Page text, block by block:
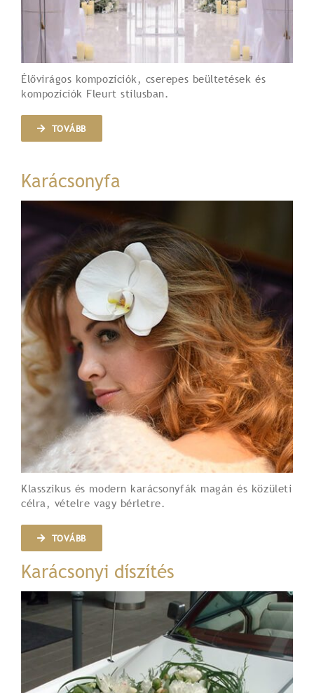
Élővirágos kompozíciók, cserepes beültetések és
kompozíciók Fleurt stílusban.
TOVÁBB
Karácsonyfa
Klasszikus és modern karácsonyfák magán és közületi
célra, vételre vagy bérletre.
TOVÁBB
Karácsonyi díszítés